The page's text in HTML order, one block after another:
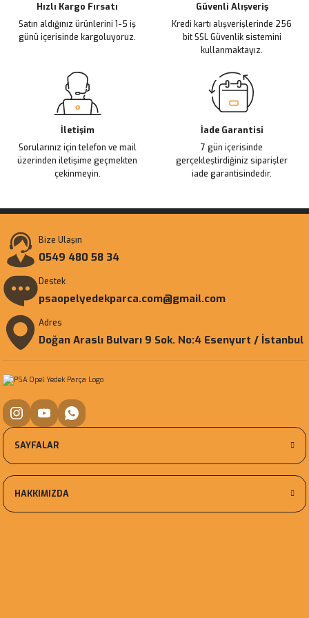
1.406,87 TL
EKLE
Hızlı Kargo Fırsatı
Satın aldığınız ürünlerini 1-5 iş
günü içerisinde kargoluyoruz.
Güvenli Alışveriş
Kredi kartı alışverişlerinde 256
bit SSL Güvenlik sistemini
kullanmaktayız.
İletişim
Sorularınız için telefon ve mail
üzerinden iletişime geçmekten
çekinmeyin.
İade Garantisi
7 gün içerisinde
gerçekleştirdiğiniz siparişler
iade garantisindedir.
Bize Ulaşın
0549 480 58 34
Destek
psaopelyedekparca.com@gmail.com
Adres
Doğan Araslı Bulvarı 9 Sok. No:4 Esenyurt / İstanbul
SAYFALAR
HAKKIMIZDA